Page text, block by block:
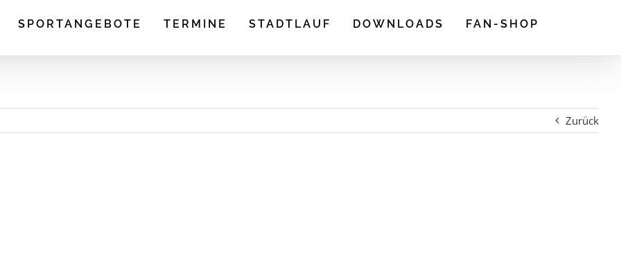
SPORTANGEBOTE TERMINE STADTLAUF DOWNLOADS FAN-SHOP
Zurück